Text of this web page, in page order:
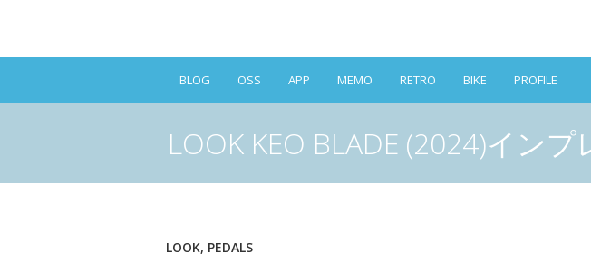
BLOG OSS APP MEMO RETRO BIKE PROFILE
LOOK KEO BLADE (2024)イン
LOOK, PEDALS